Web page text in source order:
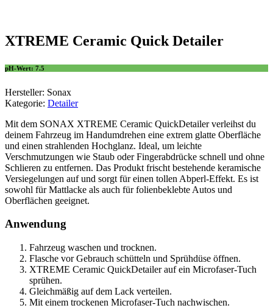
XTREME Ceramic Quick Detailer
pH-Wert: 7.5
Hersteller: Sonax
Kategorie: Detailer
Mit dem SONAX XTREME Ceramic QuickDetailer verleihst du
deinem Fahrzeug im Handumdrehen eine extrem glatte Oberfläche
und einen strahlenden Hochglanz. Ideal, um leichte
Verschmutzungen wie Staub oder Fingerabdrücke schnell und ohne
Schlieren zu entfernen. Das Produkt frischt bestehende keramische
Versiegelungen auf und sorgt für einen tollen Abperl-Effekt. Es ist
sowohl für Mattlacke als auch für folienbeklebte Autos und
Oberflächen geeignet.
Anwendung
Fahrzeug waschen und trocknen.
Flasche vor Gebrauch schütteln und Sprühdüse öffnen.
XTREME Ceramic QuickDetailer auf ein Microfaser-Tuch
sprühen.
Gleichmäßig auf dem Lack verteilen.
Mit einem trockenen Microfaser-Tuch nachwischen.